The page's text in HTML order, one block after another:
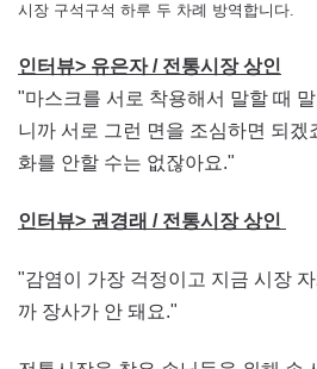
시장 구석구석 하루 두 차례 방역합니다.
인터뷰> 유은자 / 전통시장 상인
"마스크를 서로 착용해서 말할 때
니까 서로 그런 면을 조심하면 되겠
화를 안할 수는 없잖아요."
인터뷰> 권경래 / 전통시장 상인
"감염이 가장 걱정이고 지금 시장
까 장사가 안 돼요."